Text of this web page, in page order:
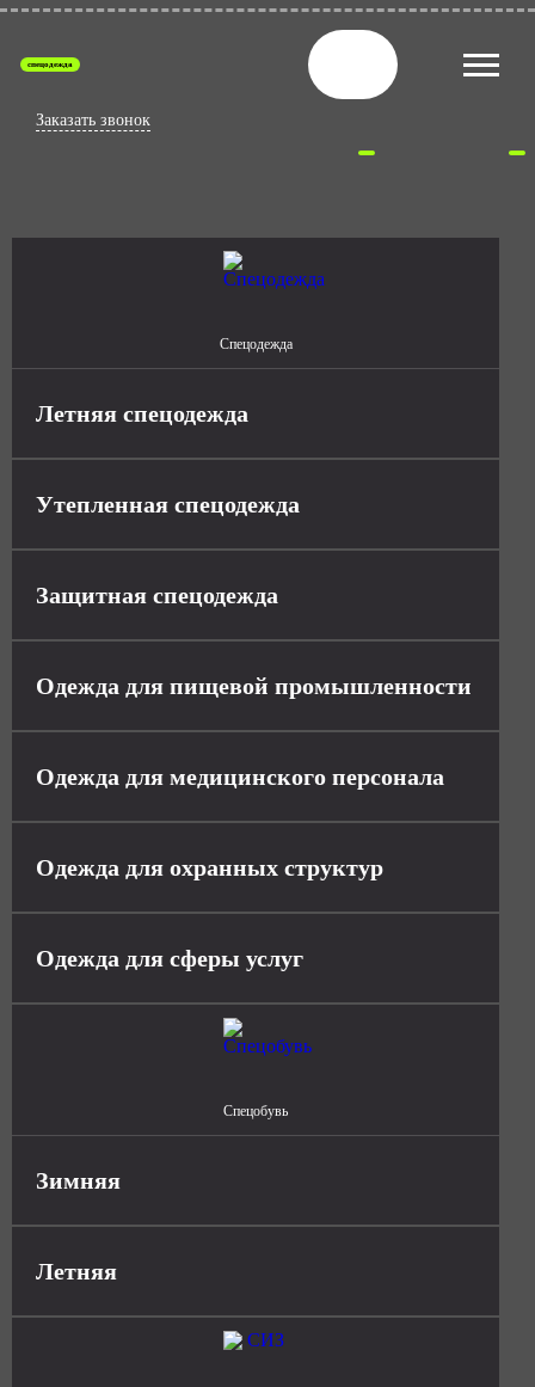
спецодежда
Заказать звонок
Спецодежда
Летняя спецодежда
Утепленная спецодежда
Защитная спецодежда
Одежда для пищевой промышленности
Одежда для медицинского персонала
Одежда для охранных структур
Одежда для сферы услуг
Спецобувь
Зимняя
Летняя